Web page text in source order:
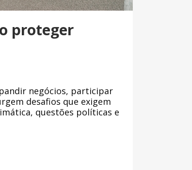
proteger
negócios, participar
desafios que exigem
questões políticas e